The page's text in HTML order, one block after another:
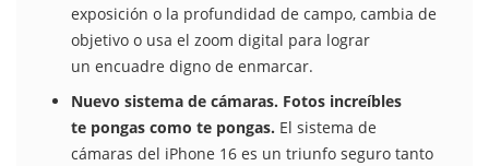
exposición o la profundidad de campo, cambia de
objetivo o usa el zoom digital para lograr
un encuadre digno de enmarcar.
Nuevo sistema de cámaras. Fotos increíbles
te pongas como te pongas. El sistema de
cámaras del iPhone 16 es un triunfo seguro tanto